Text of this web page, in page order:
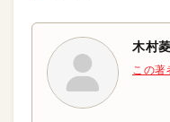
木村
この著